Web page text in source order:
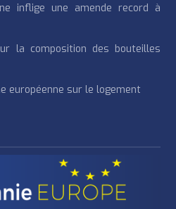
inflige une amende record à
la composition des bouteilles
européenne sur le logement